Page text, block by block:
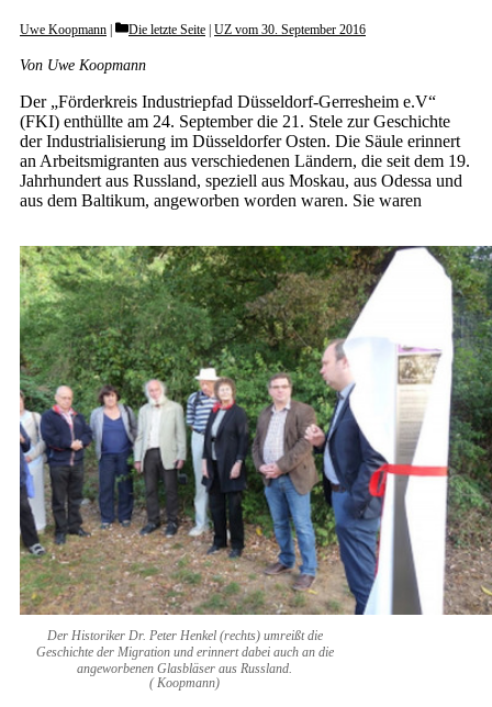
Uwe Koopmann Categories
Die letzte Seite UZ vom 30. September 2016
Von Uwe Koopmann
Der „Förderkreis Industriepfad Düsseldorf-Gerresheim e.V“
(FKI) enthüllte am 24. September die 21. Stele zur Geschichte
der Industrialisierung im Düsseldorfer Osten. Die Säule erinnert
an Arbeitsmigranten aus verschiedenen Ländern, die seit dem 19.
Jahrhundert aus Russland, speziell aus Moskau, aus Odessa und
aus dem Baltikum, angeworben worden waren. Sie waren
Der Historiker Dr. Peter Henkel (rechts) umreißt die
Geschichte der Migration und erinnert dabei auch an die
angeworbenen Glasbläser aus Russland.
( Koopmann)